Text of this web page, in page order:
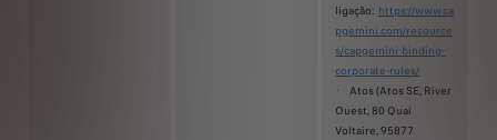
ligação: https://www.ca
pgemini.com/resource
s/capgemini-binding-
corporate-rules/
· Atos (Atos SE, River
Ouest, 80 Quai
Voltaire, 95877